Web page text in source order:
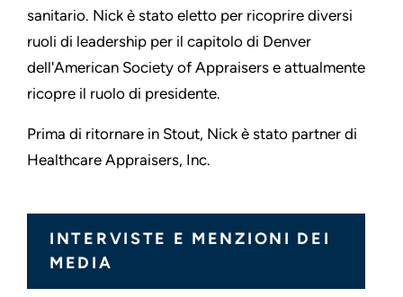
sanitario. Nick è stato eletto per ricoprire diversi
ruoli di leadership per il capitolo di Denver
dell'American Society of Appraisers e attualmente
ricopre il ruolo di presidente.
Prima di ritornare in Stout, Nick è stato partner di
Healthcare Appraisers, Inc.
INTERVISTE E MENZIONI DEI
MEDIA